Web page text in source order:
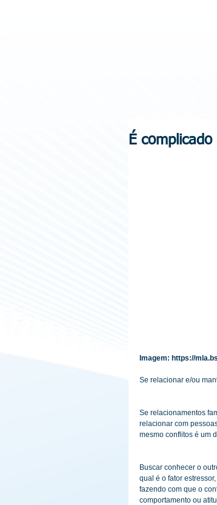
É
Imagem: https://
Se relacionar e/ou
Se relacionamentos
relacionar com
mesmo conflitos é um
Buscar conhecer o
qual é o fator
fazendo com que o
comportamento ou